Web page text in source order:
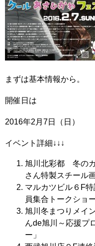
まずは基本情報から。
開催日は
2016年2月7日（日）
イベント詳細↓↓↓
旭川北彩都 冬の
さん特製スチール
マルカツビル６F
員集合トークショ
旭川冬まつりメイ
んde旭川～応援プ
ー」